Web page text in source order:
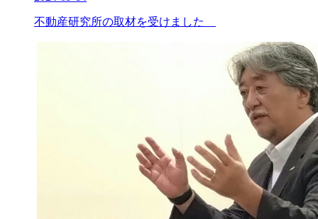
不動産研究所の取材を受けました